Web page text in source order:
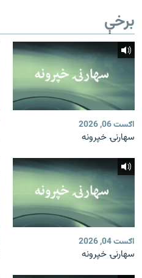
برخې
اګست 06, 2026
سهارنۍ خپرونه
اګست 04, 2026
سهارنۍ خپرونه